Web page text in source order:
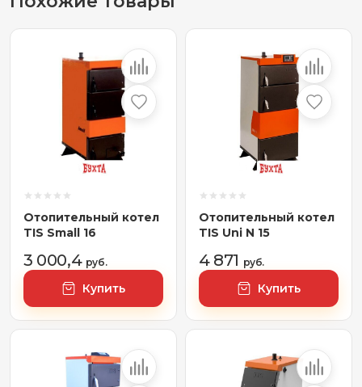
Отопительный котел
TIS Small 16
3 000,4 руб.
Купить
Отопительный котел
TIS Uni N 15
4 871 руб.
Купить